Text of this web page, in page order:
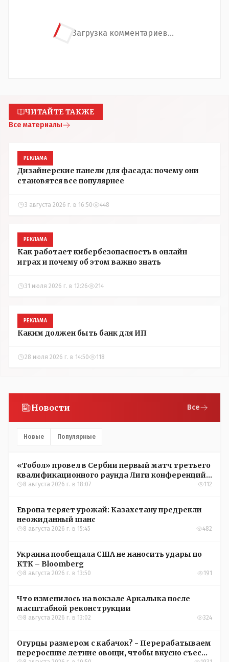
Загрузка комментариев...
ЧИТАЙТЕ ТАКЖЕ
Все материалы
РЕКЛАМА
Дизайнерские панели для фасада: почему они
становятся все популярнее
3 августа 2026 г. в 16:50 448
РЕКЛАМА
Как работает кибербезопасность в онлайн
играх и почему об этом важно знать
31 июля 2026 г. в 12:26 214
РЕКЛАМА
Каким должен быть банк для ИП
28 июля 2026 г. в 14:50 118
Новости Все
Новые Популярные
«Тобол» провел в Сербии первый матч третьего
квалификационного раунда Лиги конференций
УЕФА
8 августа 2026 г. в 18:07 112
Европа теряет урожай: Казахстану предрекли
неожиданный шанс
8 августа 2026 г. в 15:45 482
Украина пообещала США не наносить удары по
КТК – Bloomberg
8 августа 2026 г. в 13:50 191
Что изменилось на вокзале Аркалыка после
масштабной реконструкции
8 августа 2026 г. в 13:02 324
Огурцы размером с кабачок? - Перерабатываем
переросшие летние овощи, чтобы вкусно съесть